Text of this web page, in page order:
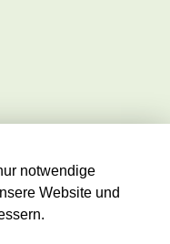
die aktuellen
notwendige
Website und